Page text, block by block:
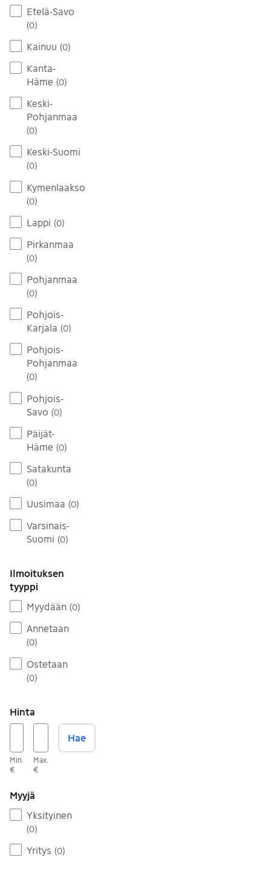
Etelä-Savo
(0)
Kainuu (0)
Kanta-
Häme (0)
Keski-
Pohjanmaa
(0)
Keski-Suomi
(0)
Kymenlaakso
(0)
Lappi (0)
Pirkanmaa
(0)
Pohjanmaa
(0)
Pohjois-
Karjala (0)
Pohjois-
Pohjanmaa
(0)
Pohjois-
Savo (0)
Päijät-
Häme (0)
Satakunta
(0)
Uusimaa (0)
Varsinais-
Suomi (0)
Ilmoituksen
tyyppi
Myydään (0)
Annetaan
(0)
Ostetaan
(0)
Hinta
Min.
€
Max.
€
Hae
Myyjä
Yksityinen
(0)
Yritys (0)